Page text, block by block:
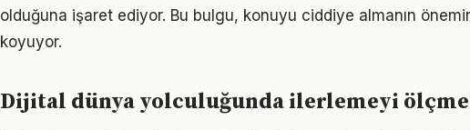
olduğuna işaret ediyor. Bu bulgu, konuyu ciddiye almanın
koyuyor.
Dijital dünya yolculuğunda ilerlemeyi